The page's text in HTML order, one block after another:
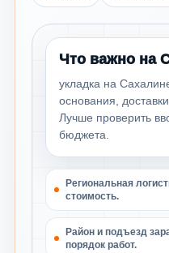
Что важно на
укладка на
основания,
Лучше проверить
бюджета.
Региональная
стоимость.
Район и подъезд
порядок работ.